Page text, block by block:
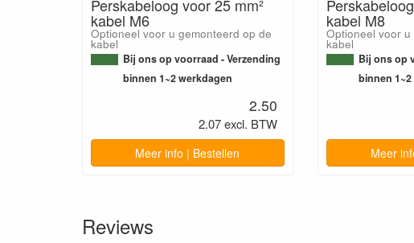
Perskabeloog voor 25 mm²
kabel M6
Optioneel voor u gemonteerd op de
kabel
Bij ons op voorraad - Verzending
binnen 1~2 werkdagen
2.50
2.07 excl. BTW
Meer info | Bestellen
kabel M8
Optioneel voor
kabel
Bij ons op
binnen
Meer
Reviews